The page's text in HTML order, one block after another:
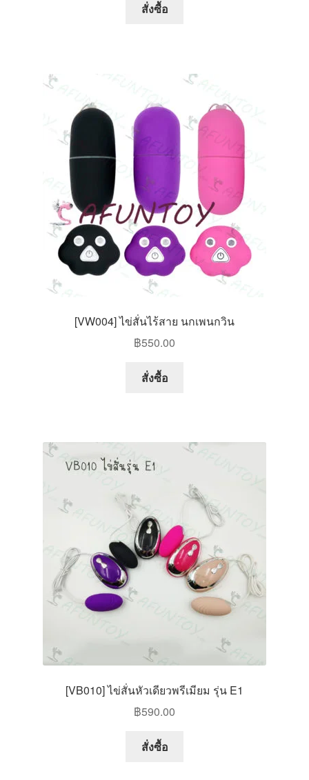
สั่งซื้อ
[VW004] ไข่สั่นไร้สาย นกเพนกวิน
฿550.00
สั่งซื้อ
variants.
The
may
chosen
on
the
product
page
[VB010] ไข่สั่นหัวเดียวพรีเมียม รุ่น E1
฿590.00
สั่งซื้อ